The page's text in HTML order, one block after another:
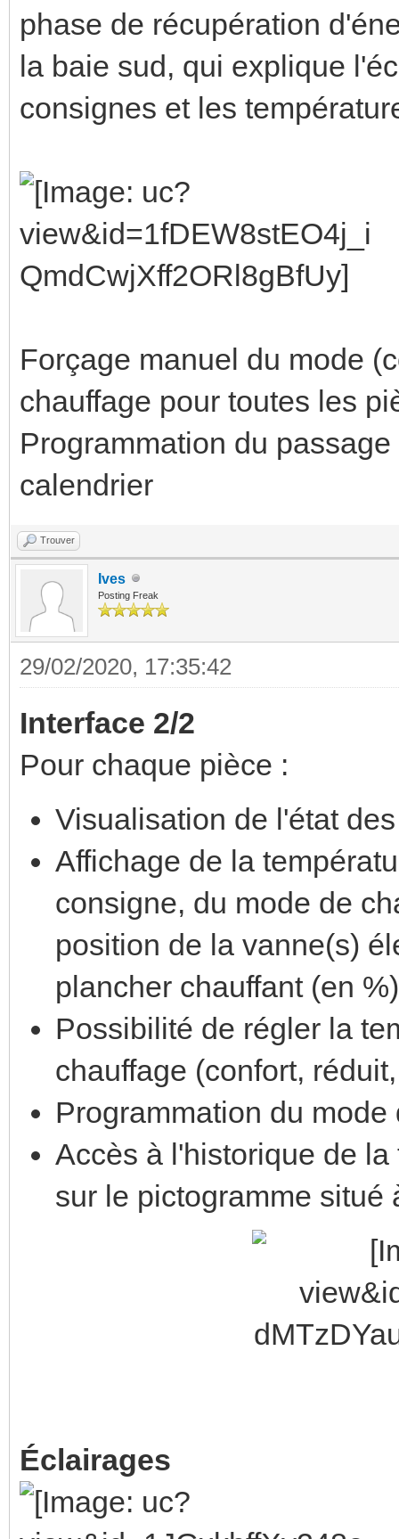
phase de récupération
la baie sud, qui explique
consignes et les
Forçage manuel du mode
chauffage pour toutes les
Programmation du
calendrier
Trouver
Ives
Posting Freak
29/02/2020, 17:35:42
Interface 2/2
Pour chaque pièce :
Visualisation de l'état
Affichage de la
consigne, du mode de
position de la vanne(s)
plancher chauffant (en %)
Possibilité de régler la
chauffage (confort,
Programmation du
Accès à l'historique de
sur le pictogramme situé
Éclairages